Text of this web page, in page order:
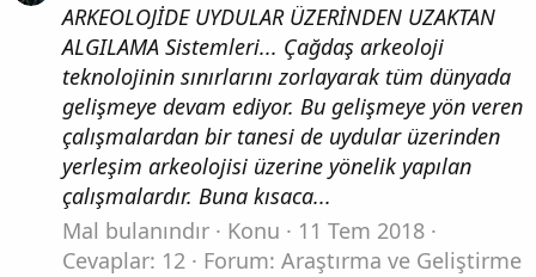
ARKEOLOJİDE UYDULAR ÜZERİNDEN UZAKTAN
ALGILAMA Sistemleri... Çağdaş arkeoloji
teknolojinin sınırlarını zorlayarak tüm dünyada
gelişmeye devam ediyor. Bu gelişmeye yön veren
çalışmalardan bir tanesi de uydular üzerinden
yerleşim arkeolojisi üzerine yönelik yapılan
çalışmalardır. Buna kısaca...
Mal bulanındır
Konu
11 Tem 2018
Cevaplar: 12
Forum: Araştırma ve Geliştirme